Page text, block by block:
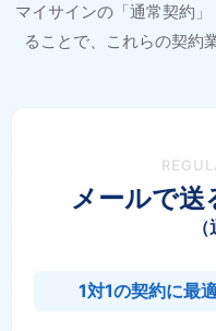
マイサインの「通常契約
ることで、これらの契約
メールで送
1対1の契約に最